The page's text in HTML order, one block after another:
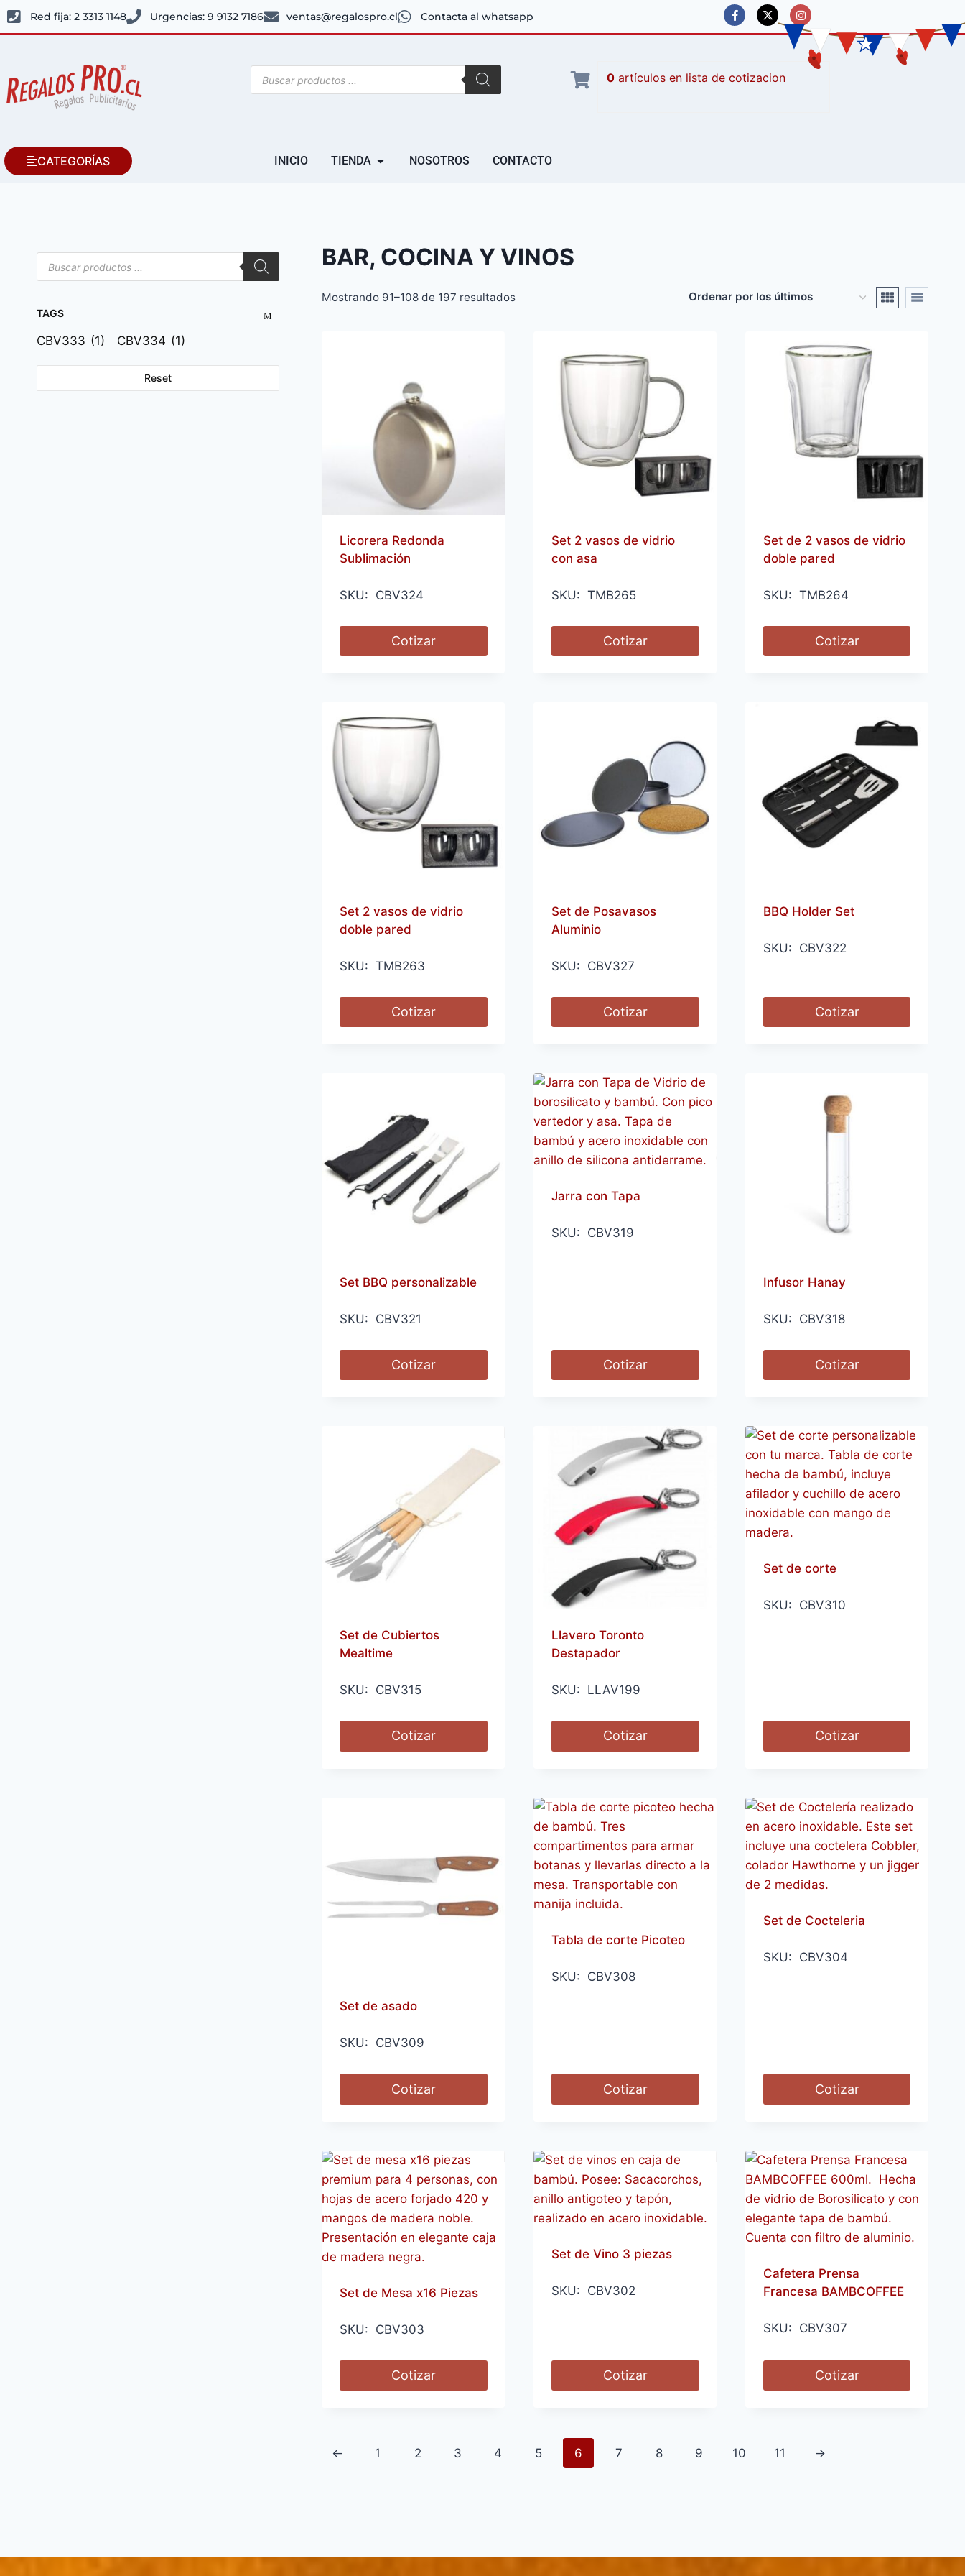
Red fija: 2 3313 1148 Urgencias: 9 9132 7186 ventas@regalospro.cl Contacta al whatsapp
0 artículos
CATEGORÍAS INICIO TIENDA NOSOTROS CONTACTO
BAR, COCINA Y VINOS
Mostrando 91–108 de 197 resultados
Licorera Redonda
Sublimación
SKU: CBV324
Cotizar
Set 2 vasos de vidrio
con asa
SKU: TMB265
Cotizar
Set de 2 vasos de vidrio
doble pared
SKU: TMB264
Cotizar
Set 2 vasos de vidrio
doble pared
SKU: TMB263
Cotizar
Set de Posavasos
Aluminio
SKU: CBV327
Cotizar
BBQ Holder Set
SKU: CBV322
Cotizar
Set BBQ personalizable
SKU: CBV321
Cotizar
Jarra con Tapa
SKU: CBV319
Cotizar
Infusor Hanay
SKU: CBV318
Cotizar
Set de Cubiertos
Mealtime
SKU: CBV315
Cotizar
Llavero Toronto
Destapador
SKU: LLAV199
Cotizar
Set de corte
SKU: CBV310
Cotizar
Set de asado
SKU: CBV309
Cotizar
Tabla de corte Picoteo
SKU: CBV308
Cotizar
Set de Cocteleria
SKU: CBV304
Cotizar
Set de Mesa x16 Piezas
SKU: CBV303
Cotizar
Set de Vino 3 piezas
SKU: CBV302
Cotizar
Cafetera Prensa
Francesa BAMBCOFFEE
SKU: CBV307
Cotizar
← 1 2 3 4 5 6 7 8 9 10 11 →
TAGS
CBV333 (1) CBV334 (1)
Reset